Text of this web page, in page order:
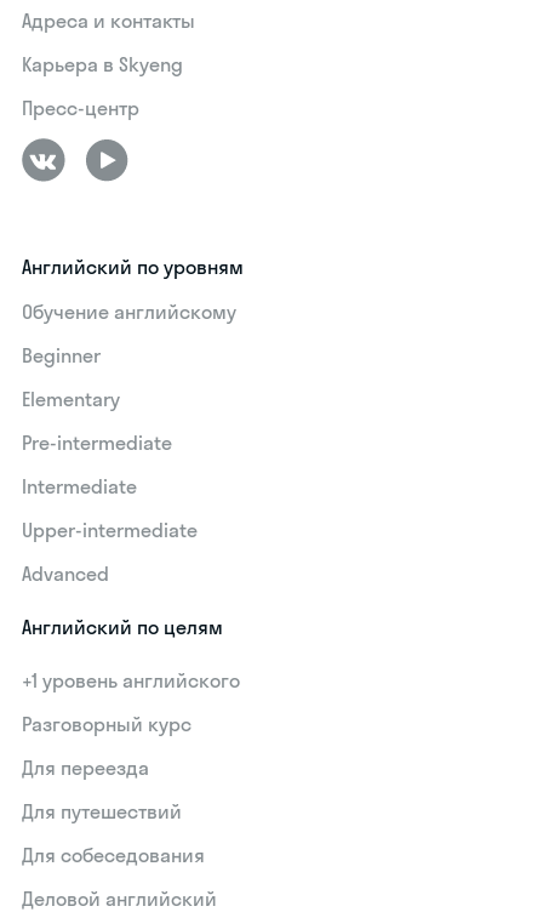
Адреса и контакты
Карьера в Skyeng
Пресс-центр
Английский по уровням
Обучение английскому
Beginner
Elementary
Pre-intermediate
Intermediate
Upper-intermediate
Advanced
Английский по целям
+1 уровень английского
Разговорный курс
Для переезда
Для путешествий
Для собеседования
Деловой английский